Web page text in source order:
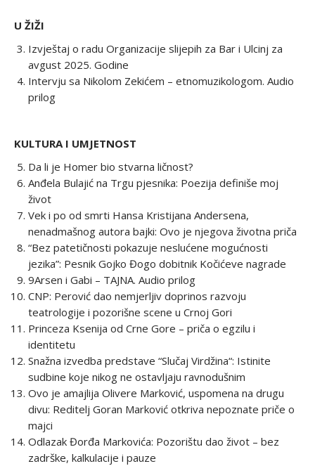
U ŽIŽI
Izvještaj o radu Organizacije slijepih za Bar i Ulcinj za
avgust 2025. Godine
Intervju sa Nikolom Zekićem – etnomuzikologom. Audio
prilog
KULTURA I UMJETNOST
Da li je Homer bio stvarna ličnost?
Anđela Bulajić na Trgu pjesnika: Poezija definiše moj
život
Vek i po od smrti Hansa Kristijana Andersena,
nenadmašnog autora bajki: Ovo je njegova životna priča
“Bez patetičnosti pokazuje neslućene mogućnosti
jezika”: Pesnik Gojko Đogo dobitnik Kočićeve nagrade
9Arsen i Gabi – TAJNA. Audio prilog
CNP: Perović dao nemjerljiv doprinos razvoju
teatrologije i pozorišne scene u Crnoj Gori
Princeza Ksenija od Crne Gore – priča o egzilu i
identitetu
Snažna izvedba predstave “Slučaj Virdžina“: Istinite
sudbine koje nikog ne ostavljaju ravnodušnim
Ovo je amajlija Olivere Marković, uspomena na drugu
divu: Reditelj Goran Marković otkriva nepoznate priče o
majci
Odlazak Đorđa Markovića: Pozorištu dao život – bez
zadrške, kalkulacije i pauze